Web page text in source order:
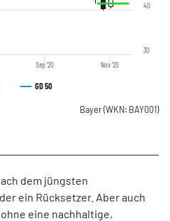
GD 50
Sep '20 Nov '20
30
40
Bayer(WKN: BAY001)
dem jüngsten
ein Rücksetzer. Aber auch
eine nachhaltige,